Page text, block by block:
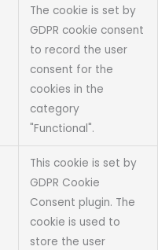
The cookie is set by
GDPR cookie consent
to record the user
consent for the
cookies in the
category
"Functional".
This cookie is set by
GDPR Cookie
Consent plugin. The
cookie is used to
store the user